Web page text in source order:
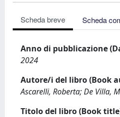
Scheda breve Scheda
Anno di pubblicazione
2024
Autore/i del libro (Book
Ascarelli, Roberta; De Villa,
Titolo del libro (Book